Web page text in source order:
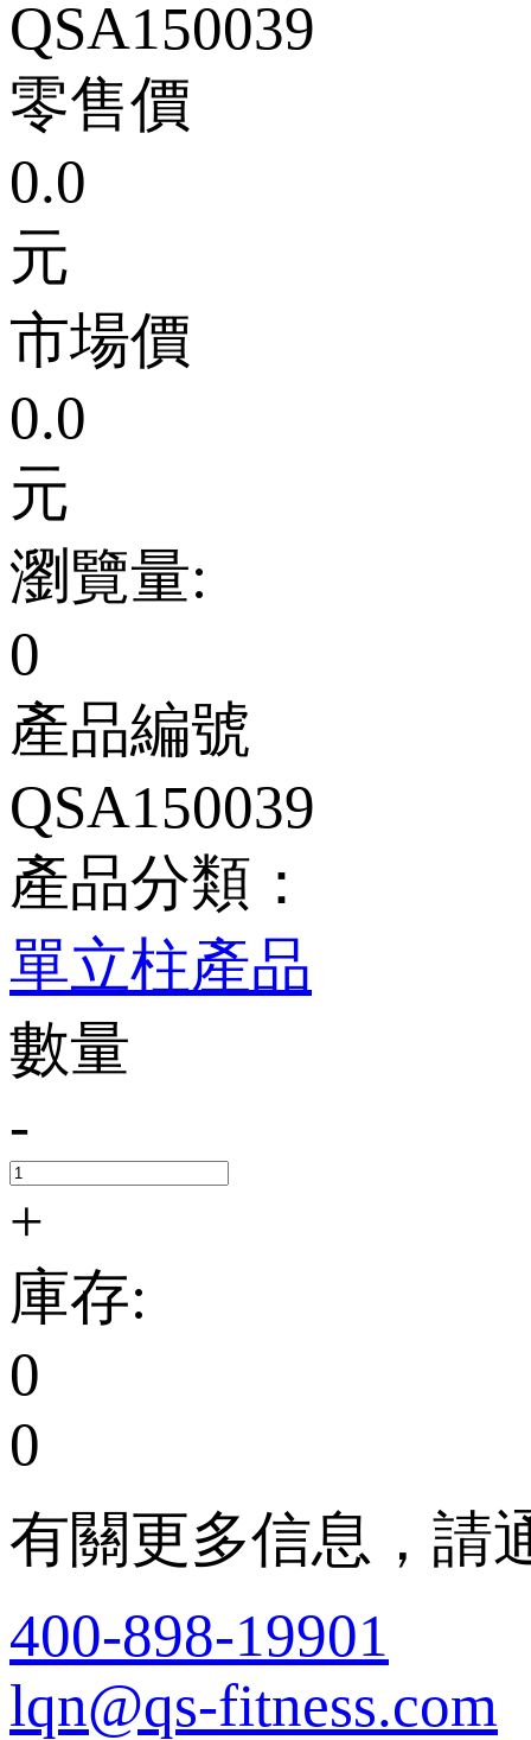
QSA150039
零售價
0.0
元
市場價
0.0
元
瀏覽量:
0
產品編號
QSA150039
產品分類：
單立柱產品
數量
-
+
庫存:
0
0
有關更多信息，請
400-898-19901
lqn@qs-fitness.com